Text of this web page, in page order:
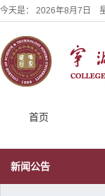
今天是： 2026年8月7日
首页
新闻公告